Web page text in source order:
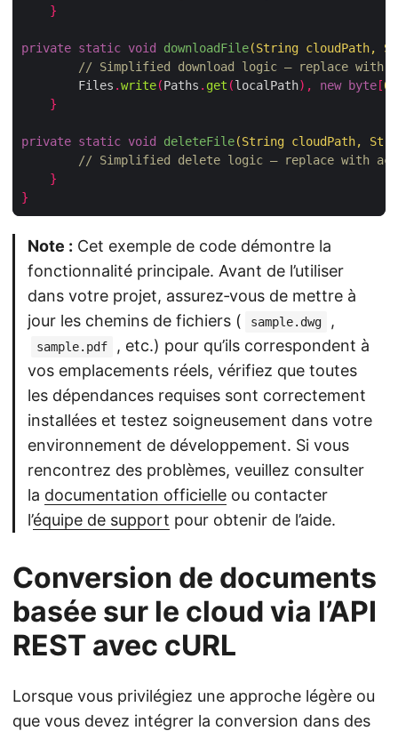
}
private static void downloadFile(String cloudPath,
// Simplified download logic – replace with
        Files
.write(Paths . get (localPath), new byte [0
}
private static void deleteFile(String cloudPath,
// Simplified delete logic – replace with
}
}
Note : Cet exemple de code démontre la
fonctionnalité principale. Avant de l’utiliser
dans votre projet, assurez‑vous de mettre à
jour les chemins de fichiers (
sample.dwg ,
sample.pdf
, etc.) pour qu’ils correspondent à
vos emplacements réels, vérifiez que toutes
les dépendances requises sont correctement
installées et testez soigneusement dans votre
environnement de développement. Si vous
rencontrez des problèmes, veuillez consulter
la documentation officielle ou contacter
l’équipe de support pour obtenir de l’aide.
Conversion de documents
basée sur le cloud via l’API
REST avec cURL
Lorsque vous privilégiez une approche légère ou
que vous devez intégrer la conversion dans des